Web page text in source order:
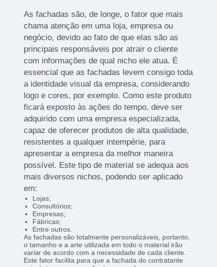
As fachadas são, de longe, o fator que mais
chama atenção em uma loja, empresa ou
negócio, devido ao fato de que elas são as
principais responsáveis por atrair o cliente
com informações de qual nicho ele atua. É
essencial que as fachadas levem consigo toda
a identidade visual da empresa, considerando
logo e cores, por exemplo. Como este produto
ficará exposto às ações do tempo, deve ser
adquirido com uma empresa especializada,
capaz de oferecer produtos de alta qualidade,
resistentes a qualquer intempérie, para
apresentar a empresa da melhor maneira
possível. Este tipo de material se adequa aos
mais diversos nichos, podendo ser aplicado
em:
Lojas;
Consultórios;
Empresas;
Fábricas;
Entre outros.
As fachadas são totalmente personalizáveis, portanto,
o tamanho e a arte utilizada em todo o material irão
variar de acordo com a necessidade de cada cliente.
Este fator facilita para que a fachada do contratante